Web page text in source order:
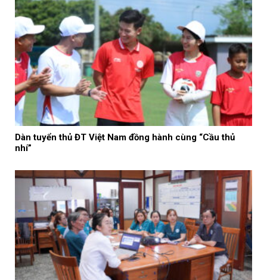
Dàn tuyển thủ ĐT Việt Nam đồng hành cùng “Cầu thủ
nhí”